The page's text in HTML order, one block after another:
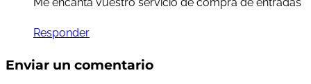
Responder
Enviar un comentario